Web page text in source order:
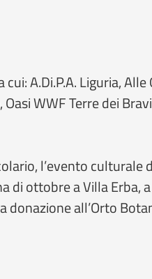
A.Di.P.A. Liguria, Alle
Oasi WWF Terre dei
l’evento culturale
ottobre a Villa Erba, a
all’Orto